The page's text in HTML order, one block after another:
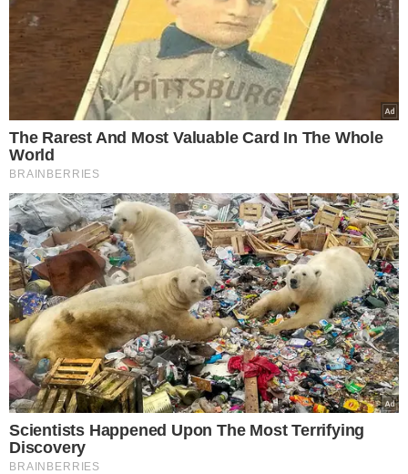
Dr. Marcus Kalume ressaltou que a implantação da
oncologia em Floriano é uma luta antiga e uma das
prioridades de sua atuação parlamentar.
O deputado lembrou que a solicitação do serviço foi o
primeiro requerimento apresentado por seu mandato na
Assembleia Legislativa do Piauí.
“Ver esse projeto avançando é motivo de satisfação.
Estamos trabalhando para garantir mais dignidade,
acolhimento e qualidade no atendimento aos pacientes
oncológicos de Floriano e de toda a região. Esse é um